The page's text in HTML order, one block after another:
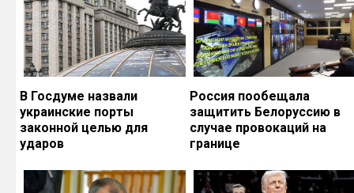
В Госдуме назвали
украинские порты
законной целью для
ударов
Россия пообещала
защитить Белоруссию в
случае провокаций на
границе